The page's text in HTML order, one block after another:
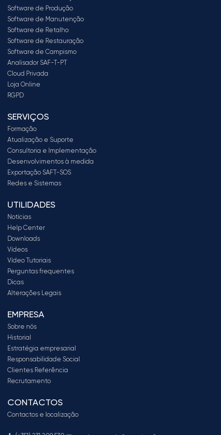
Software de Produção
Software de Manutenção
Software de Retalho
Software de Restauração
Software de Campismo
Analisador SAF-T-PT
Cloud Privada
Loja Online
RGPD
SERVIÇOS
Formação
Atualização e Suporte
Consultoria e Implementação
Desenvolvimentos à medida
Exportação SAFT-SOS
Redes e Sistemas
UTILIDADES
Notícias
Help Center
Downloads
Vídeos
Vídeo Tutoriais
Perguntas frequentes
Dicas
Alterações Legais
EMPRESA
Sobre nós
Historial
Estratégia empresarial
Responsabilidade Social
Clientes Referência
Recrutamento
CONTACTOS
Contactos e localização